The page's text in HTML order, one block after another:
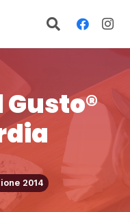
Gusto®
2014